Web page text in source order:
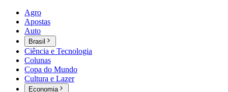
Agro
Apostas
Auto
Brasil
Ciência e Tecnologia
Colunas
Copa do Mundo
Cultura e Lazer
Economia